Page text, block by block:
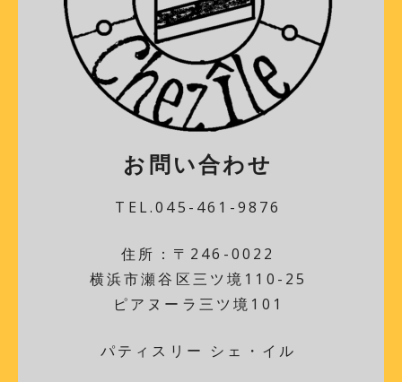
お問い合わせ
TEL.045-461-9876
住所：〒246-0022
横浜市瀬谷区三ツ境110-25
ピアヌーラ三ツ境101
パティスリー シェ・イル